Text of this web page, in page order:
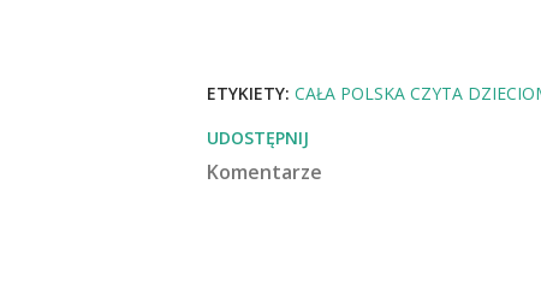
ETYKIETY: CAŁA POLSKA CZYTA
UDOSTĘPNIJ
Komentarze